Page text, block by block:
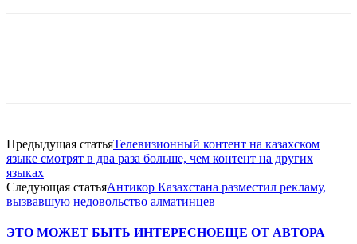
Предыдущая статьяТелевизионный контент на казахском
языке смотрят в два раза больше, чем контент на других
языках
Следующая статьяАнтикор Казахстана разместил рекламу,
вызвавшую недовольство алматинцев
ЭТО МОЖЕТ БЫТЬ ИНТЕРЕСНОЕЩЕ ОТ АВТОРА